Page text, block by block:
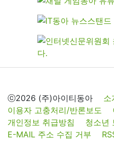
ⓒ2026 (주)아이티동아 소
이용자 고충처리/반론보도
개인정보 취급방침
청소년
E-MAIL 주소 수집 거부